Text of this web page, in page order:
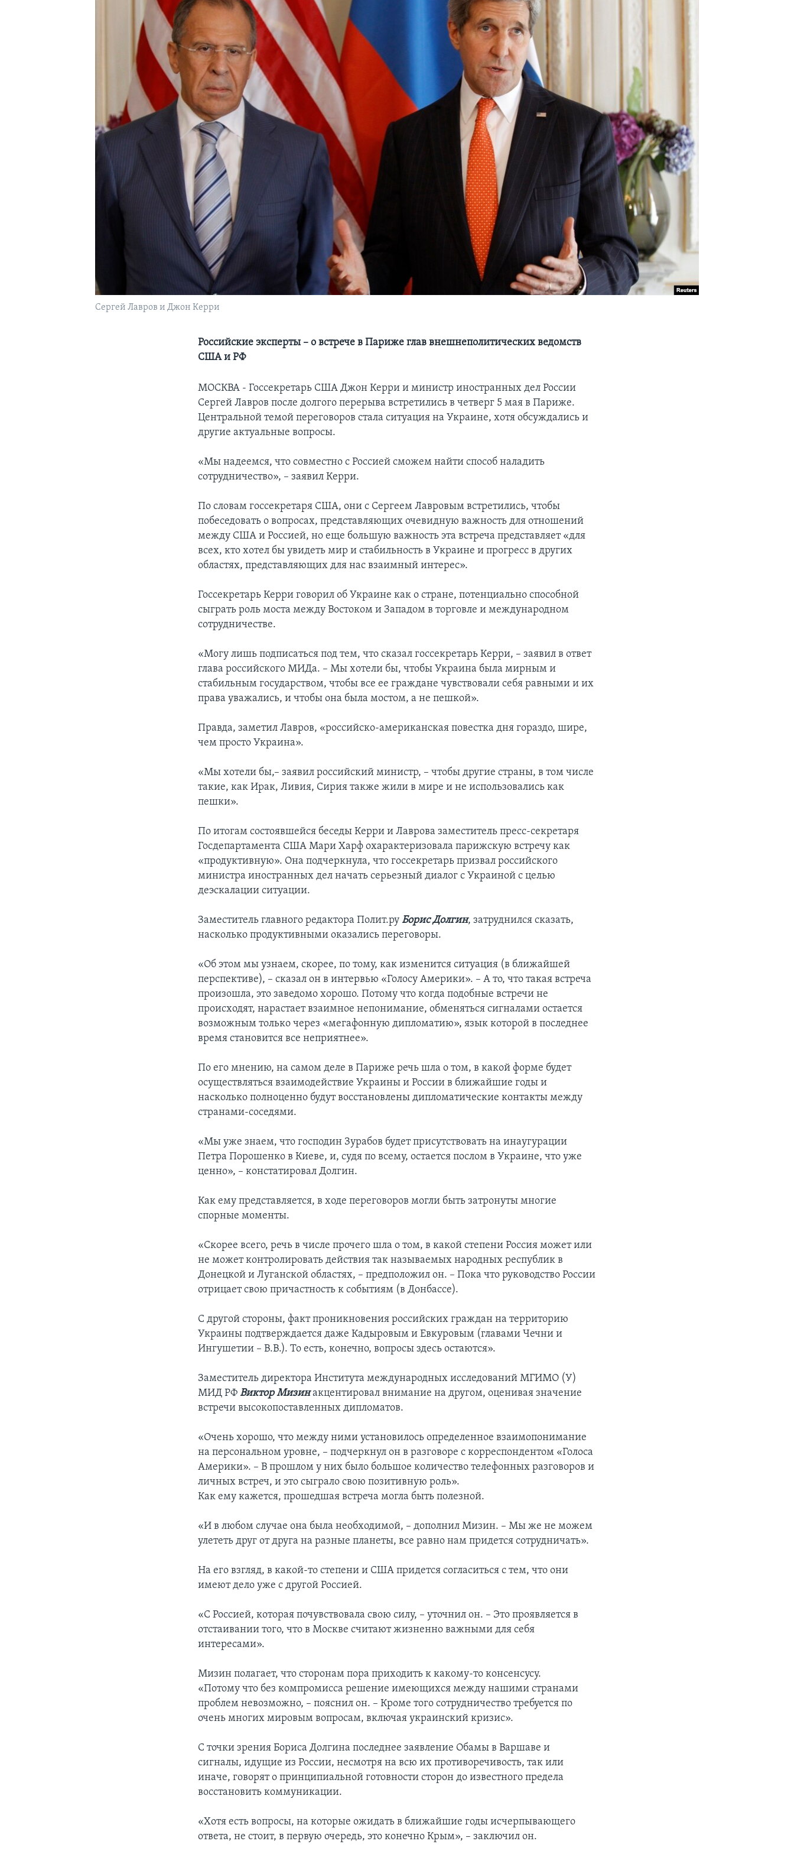
Сергей Лавров и Джон Керри
Российские эксперты – о встрече в Париже глав внешнеполитических ведомств
США и РФ
МОСКВА - Госсекретарь США Джон Керри и министр иностранных дел России
Сергей Лавров после долгого перерыва встретились в четверг 5 мая в Париже.
Центральной темой переговоров стала ситуация на Украине, хотя обсуждались и
другие актуальные вопросы.
«Мы надеемся, что совместно с Россией сможем найти способ наладить
сотрудничество», – заявил Керри.
По словам госсекретаря США, они с Сергеем Лавровым встретились, чтобы
побеседовать о вопросах, представляющих очевидную важность для отношений
между США и Россией, но еще большую важность эта встреча представляет «для
всех, кто хотел бы увидеть мир и стабильность в Украине и прогресс в других
областях, представляющих для нас взаимный интерес».
Госсекретарь Керри говорил об Украине как о стране, потенциально способной
сыграть роль моста между Востоком и Западом в торговле и международном
сотрудничестве.
«Могу лишь подписаться под тем, что сказал госсекретарь Керри, – заявил в ответ
глава российского МИДа. – Мы хотели бы, чтобы Украина была мирным и
стабильным государством, чтобы все ее граждане чувствовали себя равными и их
права уважались, и чтобы она была мостом, а не пешкой».
Правда, заметил Лавров, «российско-американская повестка дня гораздо, шире,
чем просто Украина».
«Мы хотели бы,– заявил российский министр, – чтобы другие страны, в том числе
такие, как Ирак, Ливия, Сирия также жили в мире и не использовались как
пешки».
По итогам состоявшейся беседы Керри и Лаврова заместитель пресс-секретаря
Госдепартамента США Мари Харф охарактеризовала парижскую встречу как
«продуктивную». Она подчеркнула, что госсекретарь призвал российского
министра иностранных дел начать серьезный диалог с Украиной с целью
деэскалации ситуации.
Заместитель главного редактора Полит.руБорис Долгин, затруднился сказать,
насколько продуктивными оказались переговоры.
«Об этом мы узнаем, скорее, по тому, как изменится ситуация (в ближайшей
перспективе), – сказал он в интервью «Голосу Америки». – А то, что такая встреча
произошла, это заведомо хорошо. Потому что когда подобные встречи не
происходят, нарастает взаимное непонимание, обменяться сигналами остается
возможным только через «мегафонную дипломатию», язык которой в последнее
время становится все неприятнее».
По его мнению, на самом деле в Париже речь шла о том, в какой форме будет
осуществляться взаимодействие Украины и России в ближайшие годы и
насколько полноценно будут восстановлены дипломатические контакты между
странами-соседями.
«Мы уже знаем, что господин Зурабов будет присутствовать на инаугурации
Петра Порошенко в Киеве, и, судя по всему, остается послом в Украине, что уже
ценно», – констатировал Долгин.
Как ему представляется, в ходе переговоров могли быть затронуты многие
спорные моменты.
«Скорее всего, речь в числе прочего шла о том, в какой степени Россия может или
не может контролировать действия так называемых народных республик в
Донецкой и Луганской областях, – предположил он. – Пока что руководство России
отрицает свою причастность к событиям (в Донбассе).
С другой стороны, факт проникновения российских граждан на территорию
Украины подтверждается даже Кадыровым и Евкуровым (главами Чечни и
Ингушетии – В.В.). То есть, конечно, вопросы здесь остаются».
Заместитель директора Института международных исследований МГИМО (У)
МИД РФВиктор Мизинакцентировал внимание на другом, оценивая значение
встречи высокопоставленных дипломатов.
«Очень хорошо, что между ними установилось определенное взаимопонимание
на персональном уровне, – подчеркнул он в разговоре с корреспондентом «Голоса
Америки». – В прошлом у них было большое количество телефонных разговоров и
личных встреч, и это сыграло свою позитивную роль».
Как ему кажется, прошедшая встреча могла быть полезной.
«И в любом случае она была необходимой, – дополнил Мизин. – Мы же не можем
улететь друг от друга на разные планеты, все равно нам придется сотрудничать».
На его взгляд, в какой-то степени и США придется согласиться с тем, что они
имеют дело уже с другой Россией.
«С Россией, которая почувствовала свою силу, – уточнил он. – Это проявляется в
отстаивании того, что в Москве считают жизненно важными для себя
интересами».
Мизин полагает, что сторонам пора приходить к какому-то консенсусу.
«Потому что без компромисса решение имеющихся между нашими странами
проблем невозможно, – пояснил он. – Кроме того сотрудничество требуется по
очень многих мировым вопросам, включая украинский кризис».
С точки зрения Бориса Долгина последнее заявление Обамы в Варшаве и
сигналы, идущие из России, несмотря на всю их противоречивость, так или
иначе, говорят о принципиальной готовности сторон до известного предела
восстановить коммуникации.
«Хотя есть вопросы, на которые ожидать в ближайшие годы исчерпывающего
ответа, не стоит, в первую очередь, это конечно Крым», – заключил он.